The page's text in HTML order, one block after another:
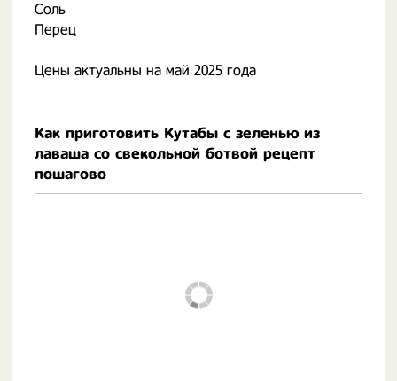
Соль
Перец
Цены актуальны на май 2025 года
Как приготовить Кутабы с зеленью из
лаваша со свекольной ботвой рецепт
пошагово